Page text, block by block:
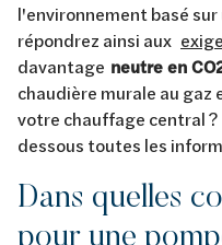
l'environnement basé sur
répondrez ainsi aux
davantage neutre en
chaudière murale au gaz
votre chauffage central ?
dessous toutes les
Dans quelles
pour une